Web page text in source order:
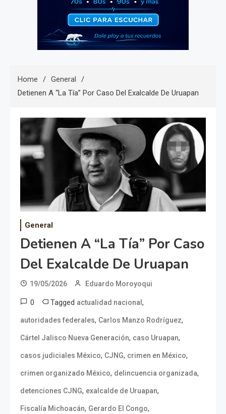
Home
General
Detienen A “La Tía” Por Caso Del Exalcalde De Uruapan
General
Detienen A “La Tía” Por Caso
Del Exalcalde De Uruapan
19/05/2026 Eduardo Moroyoqui
0 Tagged actualidad nacional ,
autoridades federales, Carlos Manzo Rodríguez,
Cártel Jalisco Nueva Generación, caso Uruapan,
casos judiciales México, CJNG, crimen en México,
crimen organizado México, delincuencia organizada,
detenciones CJNG, exalcalde de Uruapan,
Fiscalía Michoacán, Gerardo El Congo,